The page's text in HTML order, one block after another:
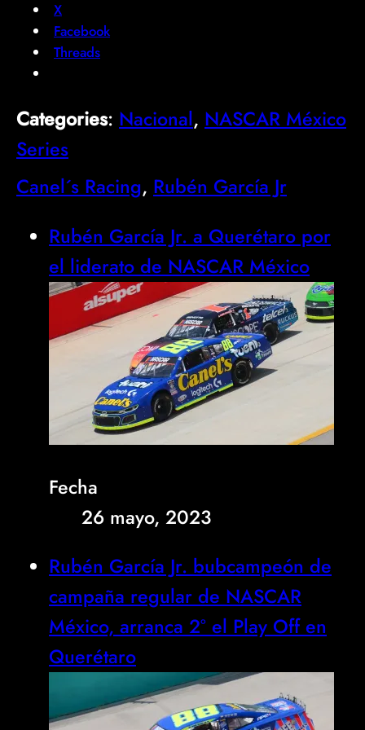
X
Facebook
Threads
Categories: Nacional, NASCAR México
Series
Canel´s Racing, Rubén García Jr
Rubén García Jr. a Querétaro por
el liderato de NASCAR México
Fecha
26 mayo, 2023
Rubén García Jr. bubcampeón de
campaña regular de NASCAR
México, arranca 2° el Play Off en
Querétaro